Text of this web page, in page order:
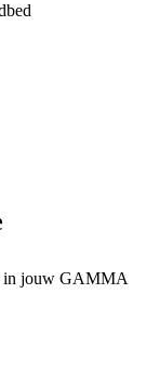
in jouw GAMMA